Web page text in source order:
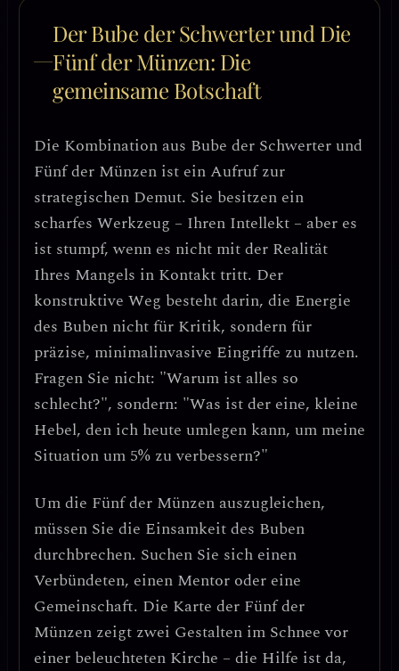
Der Bube der Schwerter und Die
Fünf der Münzen: Die
gemeinsame Botschaft
Die Kombination aus Bube der Schwerter und
Fünf der Münzen ist einAufruf zur
strategischen Demut. Sie besitzen ein
scharfes Werkzeug – Ihren Intellekt – aber es
ist stumpf, wenn es nicht mit der Realität
Ihres Mangels in Kontakt tritt. Der
konstruktive Weg besteht darin, die Energie
des Buben nicht für Kritik, sondern für
präzise, minimalinvasive Eingriffe zu nutzen.
Fragen Sie nicht: "Warum ist alles so
schlecht?", sondern: "Was ist der eine, kleine
Hebel, den ich heute umlegen kann, um meine
Situation um 5% zu verbessern?"
Um die Fünf der Münzen auszugleichen,
müssen Sie die Einsamkeit des Buben
durchbrechen. Suchen Sie sich einen
Verbündeten, einen Mentor oder eine
Gemeinschaft. Die Karte der Fünf der
Münzen zeigt zwei Gestalten im Schnee vor
einer beleuchteten Kirche – die Hilfe ist da,